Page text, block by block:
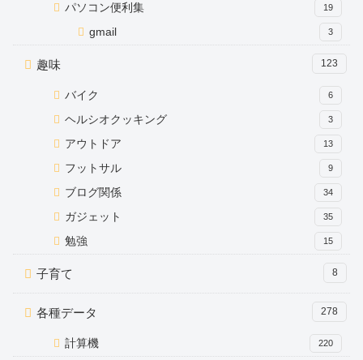
パソコン便利集 19
gmail 3
趣味 123
バイク 6
ヘルシオクッキング 3
アウトドア 13
フットサル 9
ブログ関係 34
ガジェット 35
勉強 15
子育て 8
各種データ 278
計算機 220